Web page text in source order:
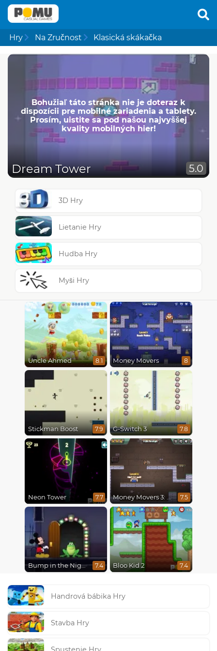
Hry Na Zručnost Klasická skákačka
Bohužiaľ táto stránka nie je doteraz k
dispozícii pre mobilné zariadenia a tablety.
Prosím, uistite sa pod našou najvyššej
kvality mobilných hier!
Dream Tower 5.0
3D Hry
Lietanie Hry
Hudba Hry
Myši Hry
Uncle Ahmed 8.1 Money Movers 8
Stickman Boost 7.9 G-Switch 3 7.8
Neon Tower 7.7 Money Movers 3: Guard Duty 7.5
Bump in the Night 7.4 Bloo Kid 2 7.4
Handrová bábika Hry
Stavba Hry